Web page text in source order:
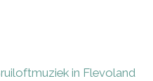
in Flevoland